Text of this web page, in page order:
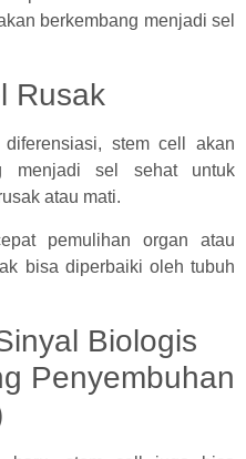
berkembang menjadi sel
Rusak
stem cell akan
menjadi sel sehat untuk
atau mati.
pemulihan organ atau
bisa diperbaiki oleh tubuh
Biologis
Penyembuhan